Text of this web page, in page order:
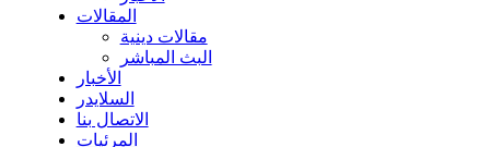
المقالات
مقالات دينية
البث المباشر
الأخبار
السلايدر
الاتصال بنا
المرئيات